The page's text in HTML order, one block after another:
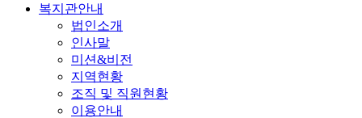
복지관안내
법인소개
인사말
미션&비전
지역현황
조직 및 직원현황
이용안내